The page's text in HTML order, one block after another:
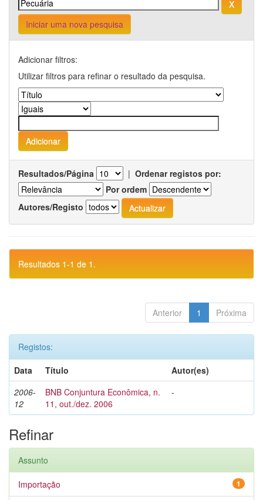
Iniciar uma nova pesquisa
Adicionar filtros:
Utilizar filtros para refinar o resultado da pesquisa.
Resultados/Página | Ordenar registos por:
Por ordem
Autores/Registo
Resultados 1-1 de 1.
Anterior 1 Próxima
Registos:
Data
Título
Autor(es)
2006-
12
BNB Conjuntura Econômica, n.
11, out./dez. 2006
-
Refinar
Assunto
1
Importação